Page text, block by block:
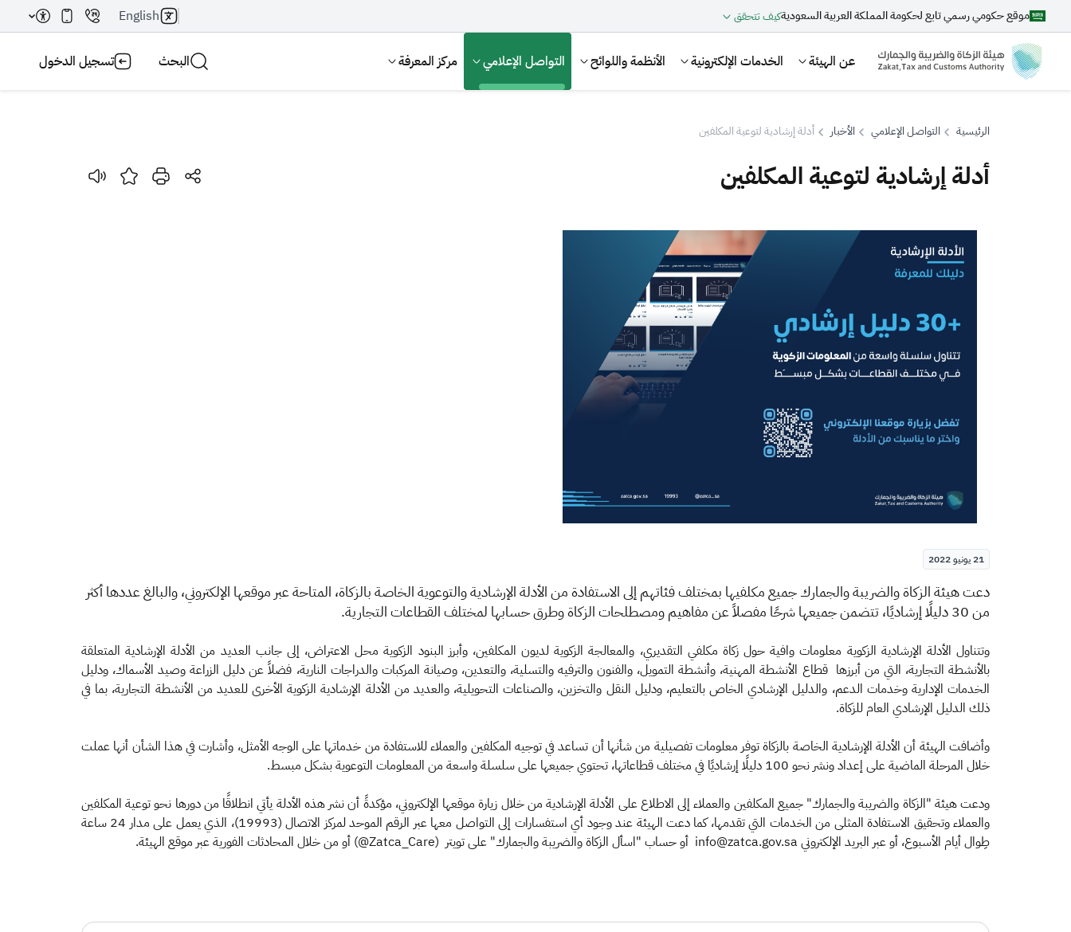
موقع حكومي رسمي تابع لحكومة المملكة العربية السعوديةكيف تتحقق English
عن الهيئة الخدمات الإلكترونية الأنظمة واللوائح التواصل الإعلامي مركز المعرفة البحث تسجيل الدخول
بحث
اقتراحات
الإقرار الضريبي
الرئيسية التواصل الإعلامي الأخبار أدلة إرشادية لتوعية المكلفين
أدلة إرشادية لتوعية المكلفين
21 يونيو 2022
​دعتهيئة الزكاة والضريبة والجمارك جميع مكلفيها بمختلف فئاتهم إلى الاستفادة من الأدلة الإرشادية والتوعوية الخاصة بالزكاة، المتاحة عبر موقعها الإلكتروني، والبالغ عددها أكثر
من 30 دليلًا إرشاديًا، تتضمن جميعها شرحًا مفصلاً عن مفاهيم ومصطلحات الزكاة وطرق حسابها لمختلف القطاعات التجارية.
وتتناول الأدلة الإرشادية الزكوية معلومات وافية حول زكاة مكلفي التقديري، والمعالجة الزكوية لديون المكلفين، وأبرز البنود الزكوية محل الاعتراض، إلى جانب العديد من الأدلة الإرشادية المتعلقة
بالأنشطة التجارية، التي من أبرزها قطاع الأنشطة المهنية، وأنشطة التمويل، والفنون والترفيه والتسلية، والتعدين، وصيانة المركبات والدراجات النارية، فضلاً عن دليل الزراعة وصيد الأسماك، ودليل
الخدمات الإدارية وخدمات الدعم، والدليل الإرشادي الخاص بالتعليم، ودليل النقل والتخزين، والصناعات التحويلية، والعديد من الأدلة الإرشادية الزكوية الأخرى للعديد من الأنشطة التجارية، بما في
ذلك الدليل الإرشادي العام للزكاة.
وأضافت الهيئة أن الأدلة الإرشادية الخاصة بالزكاة توفر معلومات تفصيلية من شأنها أن تساعد في توجيه المكلفين والعملاء للاستفادة من خدماتها على الوجه الأمثل، وأشارت في هذا الشأن أنها عملت
خلال المرحلة الماضية على إعداد ونشر نحو 100 دليلًا إرشاديًا في مختلف قطاعاتها، تحتوي جميعها على سلسلة واسعة من المعلومات التوعوية بشكل مبسط.
ودعت هيئة "الزكاة والضريبة والجمارك" جميع المكلفين والعملاء إلى الاطلاع على الأدلة الإرشادية من خلال زيارة موقعها الإلكتروني، مؤكدةً أن نشر هذه الأدلة يأتي انطلاقًا من دورها نحو توعية المكلفين
والعملاء وتحقيق الاستفادة المثلى من الخدمات التي تقدمها، كما دعت الهيئة عند وجود أي استفسارات إلى التواصل معها عبر الرقم الموحد لمركز الاتصال (19993)، الذي يعمل على مدار 24 ساعة
طِوال أيام الأسبوع، أو عبر البريد الإلكتروني info@zatca.gov.sa أو حساب "اسأل الزكاة والضريبة والجمارك" على تويتر (Zatca_Care@) أو من خلال المحادثات الفورية عبر موقع الهيئة. ​